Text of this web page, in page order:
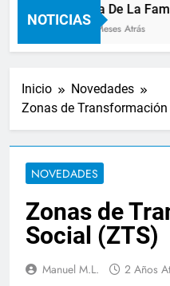
NOTICIAS
Dia De La
2 Meses Atrás
Inicio
Novedades
Zonas de
NOVEDADES
Zonas de
Social (ZTS)
Manuel M.L. 2 Años